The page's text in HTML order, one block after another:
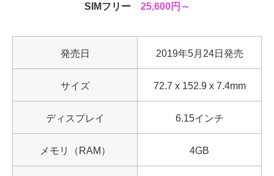
SIMフリー 25,600円～
発売日 2019年5月24日発売
サイズ 72.7 x 152.9 x 7.4mm
ディスプレイ 6.15インチ
メモリ（RAM） 4GB